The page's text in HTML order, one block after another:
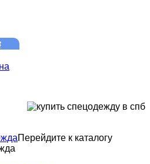
Перейдите к каталогу